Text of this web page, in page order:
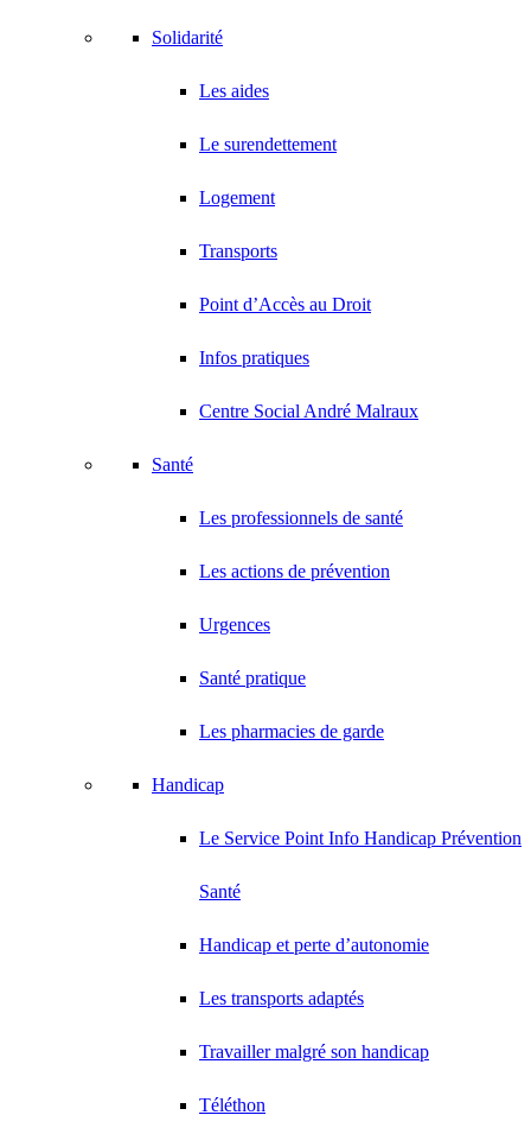
Solidarité
Les aides
Le surendettement
Logement
Transports
Point d’Accès au Droit
Infos pratiques
Centre Social André Malraux
Santé
Les professionnels de santé
Les actions de prévention
Urgences
Santé pratique
Les pharmacies de garde
Handicap
Le Service Point Info Handicap Prévention
Santé
Handicap et perte d’autonomie
Les transports adaptés
Travailler malgré son handicap
Téléthon